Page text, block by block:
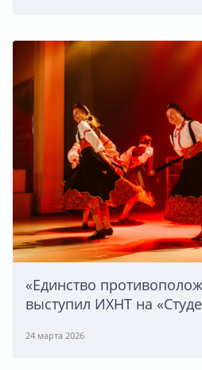
«Единство
выступил ИХНТ на
24 марта 2026